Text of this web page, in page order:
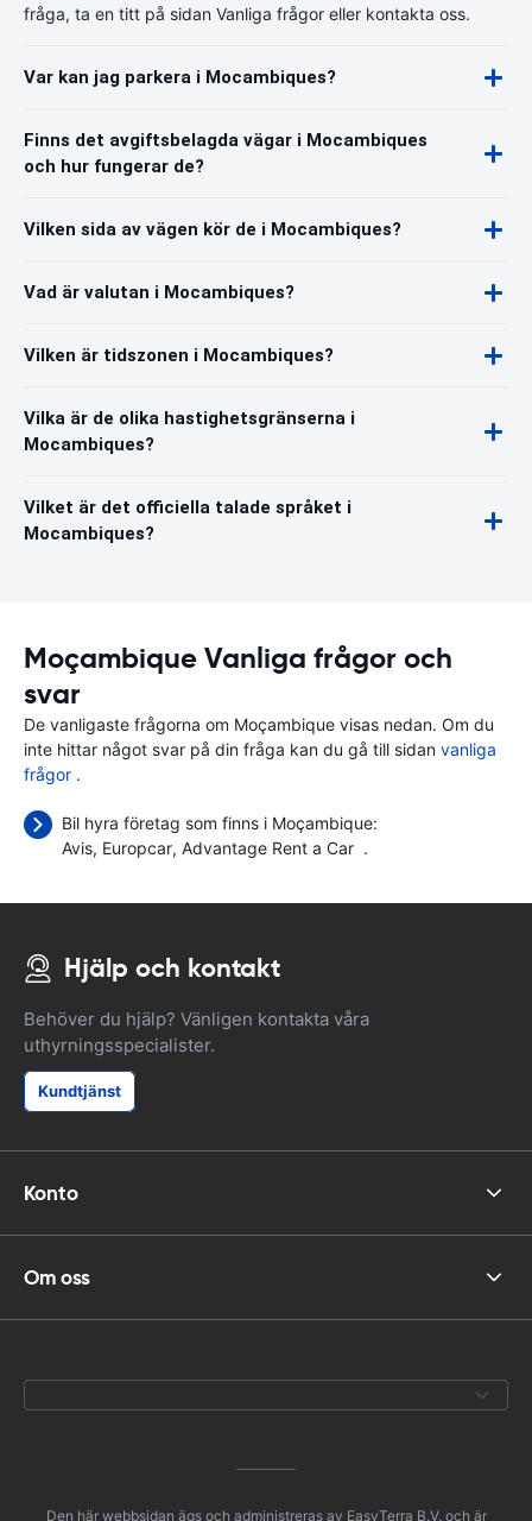
fråga, ta en titt på sidan Vanliga frågor eller kontakta oss.
Var kan jag parkera i Mocambiques?
Finns det avgiftsbelagda vägar i Mocambiques
och hur fungerar de?
Vilken sida av vägen kör de i Mocambiques?
Vad är valutan i Mocambiques?
Vilken är tidszonen i Mocambiques?
Vilka är de olika hastighetsgränserna i
Mocambiques?
Vilket är det officiella talade språket i
Mocambiques?
Moçambique Vanliga frågor och
svar
De vanligaste frågorna om Moçambique visas nedan. Om du
inte hittar något svar på din fråga kan du gå till sidan vanliga
frågor .
Bil hyra företag som finns i Moçambique:
Avis Europcar Advantage Rent a Car .
Hjälp och kontakt
Behöver du hjälp? Vänligen kontakta våra
uthyrningsspecialister.
Kundtjänst
Konto
Om oss
Den här webbsidan ägs och administreras av EasyTerra B.V. och är